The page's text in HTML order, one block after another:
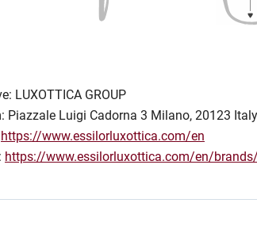
LUXOTTICA GROUP
Piazzale Luigi Cadorna 3 Milano, 20123 Italy
https://www.essilorluxottica.com/en
https://www.essilorluxottica.com/en/